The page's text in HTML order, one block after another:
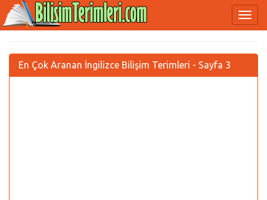
En Çok Aranan İngilizce Bilişim Terimleri - Sayfa 3